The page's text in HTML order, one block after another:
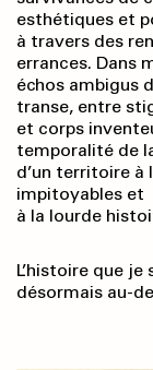
esthétiques et
à travers des
errances. Dans
échos ambigus
transe, entre
et corps
temporalité de
d’un territoire à
impitoyables et
à la lourde
L’histoire que
désormais au-